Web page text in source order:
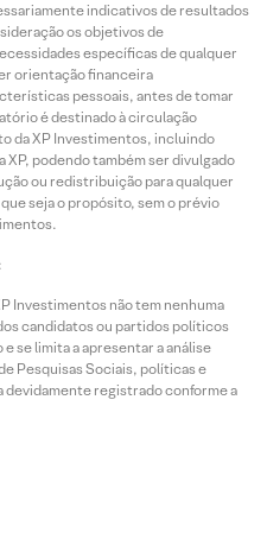
indicativos de resultados
os objetivos de
específicas de qualquer
orientação financeira
pessoais, antes de tomar
é destinado à circulação
da XP Investimentos, incluindo
XP, podendo também ser divulgado
ou redistribuição para qualquer
seja o propósito, sem o prévio
Investimentos não tem nenhuma
candidatos ou partidos políticos
se limita a apresentar a análise
Pesquisas Sociais, políticas e
devidamente registrado conforme a